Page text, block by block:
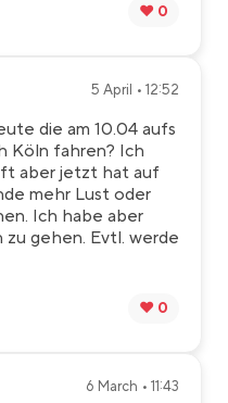
❤️ 0
5 April • 12:52
die am 10.04 aufs
Köln fahren? Ich
aber jetzt hat auf
mehr Lust oder
Ich habe aber
gehen. Evtl. werde
❤️ 0
6 March • 11:43